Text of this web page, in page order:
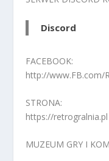
Discord
FACEBOOK:
http://www.FB.com/
STRONA:
https://retrogralnia.pl
MUZEUM GRY I